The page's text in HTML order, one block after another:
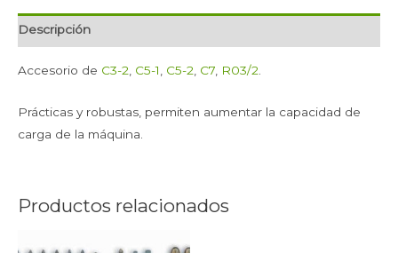
Descripción
Accesorio de C3-2 C5-1 C5-2 C7 R03/2
Prácticas y robustas, permiten aumentar la capacidad de
carga de la máquina.
Productos relacionados